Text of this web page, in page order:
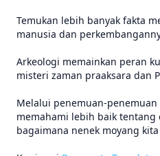
Temukan lebih banyak fakta
manusia dan
Arkeologi memainkan peran
misteri zaman praaksara dan
Melalui penemuan-
memahami lebih baik tentang
bagaimana nenek moyang